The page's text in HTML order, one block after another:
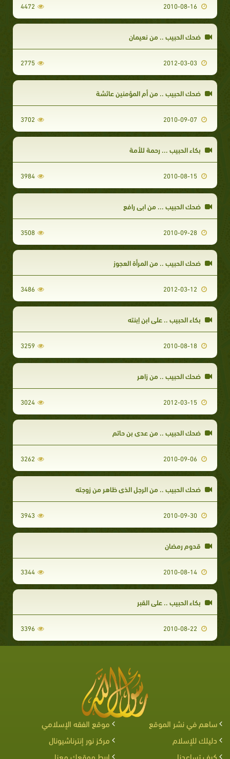
4472
ضحك الحبيب .. من نعيمان
2775
ضحك الحبيب .. من أم المؤمنين عائشة
3702
بكاء الحبيب ... رحمة للأمة
3984
ضحك الحبيب ... من ابي رافع
3508
ضحك الحبيب .. من المرأة العجوز
3486
بكاء الحبيب .. على ابن إبنته
3259
ضحك الحبيب .. من زاهر
3024
ضحك الحبيب .. من عدي بن حاتم
3262
ضحك الحبيب .. من الرجل الذي ظاهر من زوجته
3943
قدوم رمضان
3344
بكاء الحبيب .. على القبر
3396
ساهم في نشر الموقع
موقع الفقه الإسلامي
دليلك للإسلام
مركز نور إنترناشيونال
كيف تساعدنا
اربط موقعك معنا